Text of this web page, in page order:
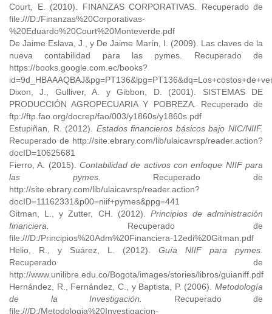
Court, E. (2010). FINANZAS CORPORATIVAS. Recuperado de
file:///D:/Finanzas%20Corporativas-
%20Eduardo%20Court%20Monteverde.pdf
De Jaime Eslava, J., y De Jaime Marín, I. (2009). Las claves de la
nueva contabilidad para las pymes. Recuperado de
https://books.google.com.ec/books?
Dixon, J., Gulliver, A. y Gibbon, D. (2001). SISTEMAS DE
PRODUCCIÓN AGROPECUARIA Y POBREZA. Recuperado de
ftp://ftp.fao.org/docrep/fao/003/y1860s/y1860s.pdf
Estupiñan, R. (2012). Estados financieros básicos bajo NIC/NIIF.
Recuperado de http://site.ebrary.com/lib/ulaicavrsp/reader.action?
docID=10625681
Fierro, A. (2015). Contabilidad de activos con enfoque NIIF para
las pymes.
Recuperado de
http://site.ebrary.com/lib/ulaicavrsp/reader.action?
docID=11162331&p00=niif+pymes&ppg=441
Gitman, L., y Zutter, CH. (2012). Principios de administración
financiera. Recuperado de
file:///D:/Principios%20Adm%20Financiera-12edi%20Gitman.pdf
Helio, R., y Suárez, L. (2012). Guía NIIF para pymes
Recuperado de
http://www.unilibre.edu.co/Bogota/images/stories/libros/guianiff.pdf
Hernández, R., Fernández, C., y Baptista, P. (2006). Metodología
de la Investigación. Recuperado de
file:///D:/Metodologia%20Investigacion-